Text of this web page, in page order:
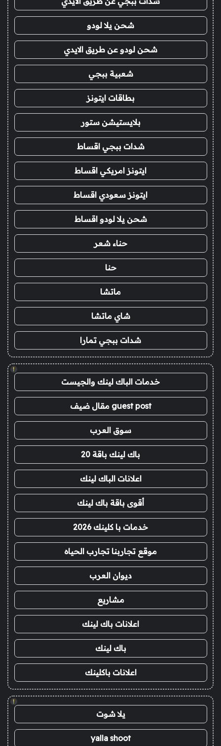
شحن يلا لودو
شحن لودو عن طريق الايدي
شعبية ببجي
بطاقات ايتونز
بلايستيشن ستور
شدات ببجي اقساط
ايتونز امريكي اقساط
ايتونز سعودي اقساط
شحن يلا لودو اقساط
حناء شعر
حنا
ماتشا
شاي ماتشا
شدات ببجي تمارا
!
خدمات الباك لينك والجيست
guest post مقال ضيف
سوق العرب
باك لينك باقة 20
اعلانات الباك لينك
أقوى باقة باك لينك
خدمات با كلينك 2026
موقع تجاربنا تجارب الحياه
ديوان العرب
مشاريع
اعلانات باك لينك
باك لينك
اعلانات باكلينك
!
يلا شوت
yalla shoot